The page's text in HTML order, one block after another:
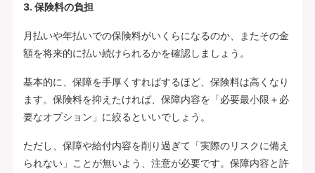
3. 保険料の負担
月払いや年払いでの保険料がいくらになるのか、またその金
額を将来的に払い続けられるかを確認しましょう。
基本的に、保障を手厚くすればするほど、保険料は高くなり
ます。保険料を抑えたければ、保障内容を「必要最小限＋必
要なオプション」に絞るといいでしょう。
ただし、保障や給付内容を削り過ぎて「実際のリスクに備え
られない」ことが無いよう、注意が必要です。保障内容と許